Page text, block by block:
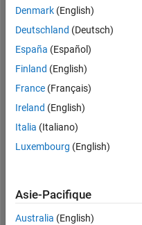
Follow
the
Founder
of
catalystneuro.com
Afficher
plus
Programming
Languages:
Spoken
Languages:
Denmark (English)
Deutschland (Deutsch)
España (Español)
Finland (English)
France (Français)
Ireland (English)
Italia (Italiano)
Luxembourg (English)
Asie-Pacifique
Australia (English)